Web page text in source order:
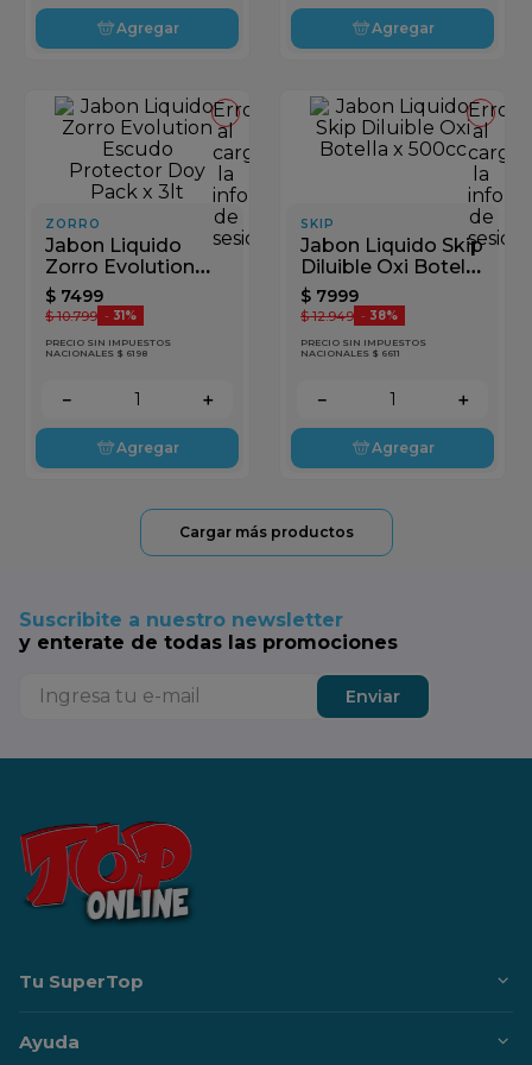
Agregar Agregar
Error
al
cargar
la
información
de
sesión
ZORRO
Jabon Liquido
Zorro Evolution
Escudo Protector
Doy Pack x 3lt
$ 7499
$ 10.799 - 31%
PRECIO SIN IMPUESTOS
NACIONALES $ 6198
＋
－
Agregar
Error
al
cargar
la
de
sesión
SKIP
Jabon Liquido Skip
Diluible Oxi Botella
x 500cc
$ 7999
$ 12.949 - 38%
PRECIO SIN IMPUESTOS
NACIONALES $ 6611
＋
－
Agregar
Suscribite a nuestro newsletter
y enterate de todas las promociones
Enviar
Tu SuperTop
Ayuda